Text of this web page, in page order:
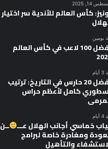
14, 2025
كأس العالم للأندية سر اختيار
يومين
أفضل 100 لاعب في كأس العالم
أفضل 20 حارس في التاريخ: ترتيب
كامل لأعظم حراس
خماسي أجانب الهلال عـــ ــن
ومغادرة خاصة لبرامج
والتأهيل